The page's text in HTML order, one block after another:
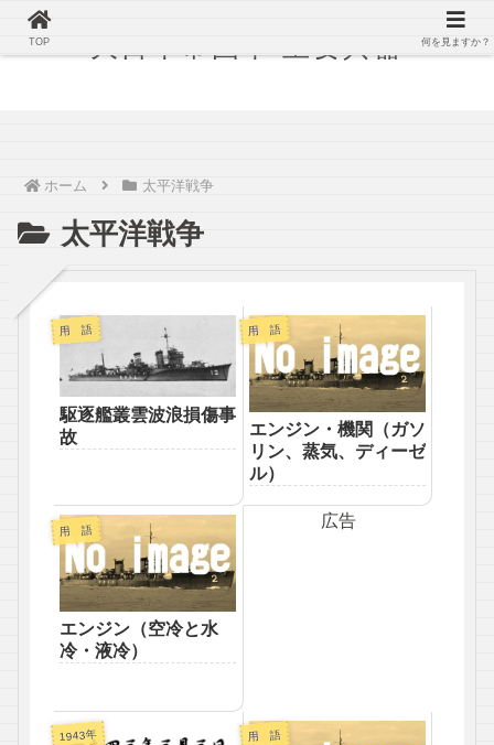
ホーム 太平洋戦争
太平洋戦争
用 語
駆逐艦叢雲波浪損傷事
故
用 語
エンジン・機関（ガソ
リン、蒸気、ディーゼ
ル）
用 語
エンジン（空冷と水
冷・液冷）
広告
1943年 用 語
TOP 何を見ますか？